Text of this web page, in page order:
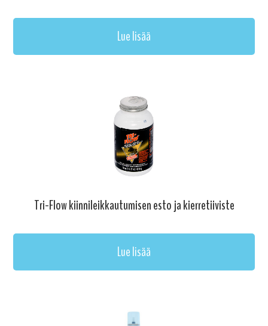
Lue lisää
Tri-Flow kiinnileikkautumisen esto ja kierretiiviste
Lue lisää